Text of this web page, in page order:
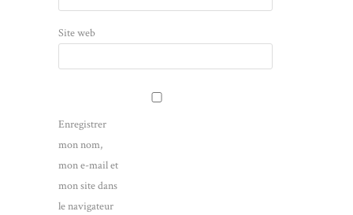
Site web
Enregistrer
mon nom,
mon e-mail et
mon site dans
le navigateur